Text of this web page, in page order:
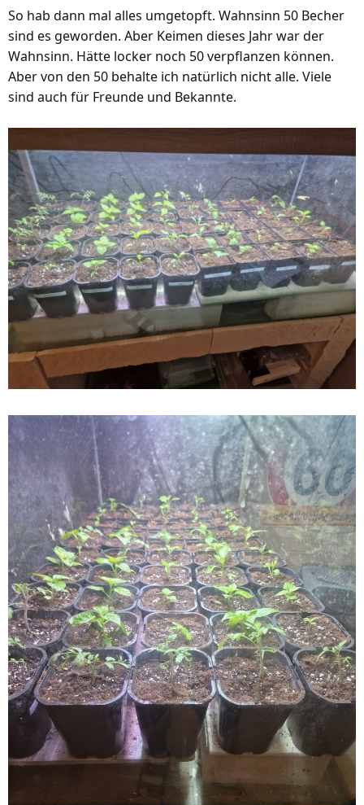
n
e
n
:
So hab dann mal alles umgetopft. Wahnsinn 50 Becher
sind es geworden. Aber Keimen dieses Jahr war der
Wahnsinn. Hätte locker noch 50 verpflanzen können.
Aber von den 50 behalte ich natürlich nicht alle. Viele
sind auch für Freunde und Bekannte.